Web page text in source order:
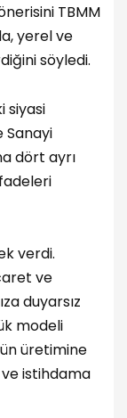
TBMM
yerel ve
söyledi.
siyasi
Sanayi
dört ayrı
verdi.
ve
duyarsız
modeli
üretimine
istihdama